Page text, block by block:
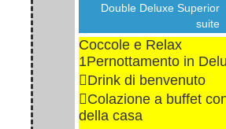
Double Deluxe Superior
suite
Coccole e Relax
1Pernottamento in
Drink di benvenuto
Colazione a buffet
della casa